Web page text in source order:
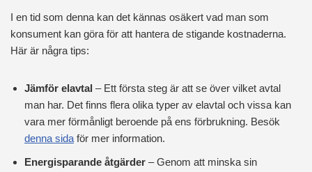
I en tid som denna kan det kännas osäkert vad man som
konsument kan göra för att hantera de stigande kostnaderna.
Här är några tips:
Jämför elavtal – Ett första steg är att se över vilket avtal
man har. Det finns flera olika typer av elavtal och vissa kan
vara mer förmånligt beroende på ens förbrukning. Besök
denna sida för mer information.
Energisparande åtgärder – Genom att minska sin